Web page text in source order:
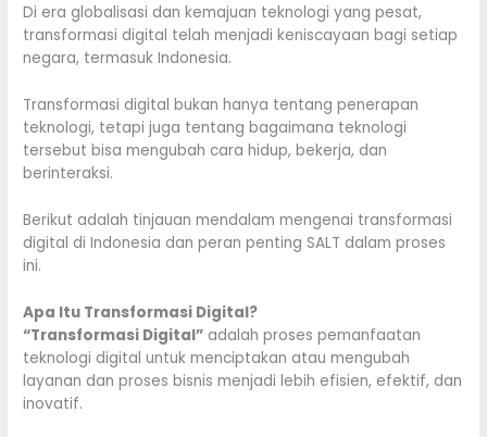
Di era globalisasi dan kemajuan teknologi yang pesat,
transformasi digital telah menjadi keniscayaan bagi setiap
negara, termasuk Indonesia.
Transformasi digital bukan hanya tentang penerapan
teknologi, tetapi juga tentang bagaimana teknologi
tersebut bisa mengubah cara hidup, bekerja, dan
berinteraksi.
Berikut adalah tinjauan mendalam mengenai transformasi
digital di Indonesia dan peran penting SALT dalam proses
ini.
Apa Itu Transformasi Digital?
“Transformasi Digital” adalah proses pemanfaatan
teknologi digital untuk menciptakan atau mengubah
layanan dan proses bisnis menjadi lebih efisien, efektif, dan
inovatif.